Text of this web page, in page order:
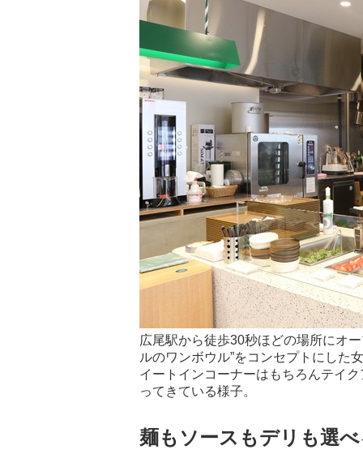
広尾駅から徒歩30秒ほどの場所にオ
ルのワンボウル”をコンセプトにした
イートインコーナーはもちろんテイ
ってきている様子。
麺もソースもデリも選